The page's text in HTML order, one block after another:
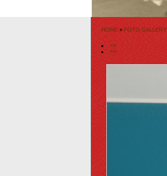
HOME » FOTO GALLERY
<<
>>